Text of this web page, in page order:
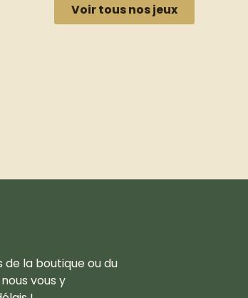
Voir tous nos jeux
de la boutique ou du
vous y